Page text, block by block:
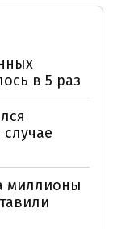
в 5 раз
миллионы